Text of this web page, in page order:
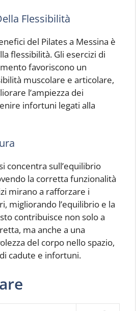
Flessibilità
del Pilates a Messina è
flessibilità. Gli esercizi di
favoriscono un
muscolare e articolare,
l’ampiezza dei
infortuni legati alla
concentra sull’equilibrio
la corretta funzionalità
mirano a rafforzare i
migliorando l’equilibrio e la
contribuisce non solo a
ma anche a una
del corpo nello spazio,
cadute e infortuni.